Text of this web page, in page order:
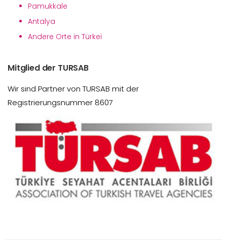
Pamukkale
Antalya
Andere Orte in Türkei
Mitglied der TURSAB
Wir sind Partner von TURSAB mit der
Registrierungsnummer 8607